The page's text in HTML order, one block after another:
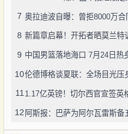
7
8
9 中国男篮落地海口 7月24日热
10伦德博格谈夏联：全场目光压
11 1.17亿英镑！切尔西官宣签英
12 阿斯报：巴萨为阿尔瓦雷斯